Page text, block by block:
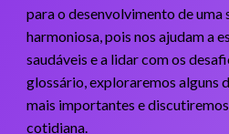
para o desenvolvimento de uma
harmoniosa, pois nos ajudam a
saudáveis e a lidar com os
glossário, exploraremos alguns
mais importantes e
cotidiana.